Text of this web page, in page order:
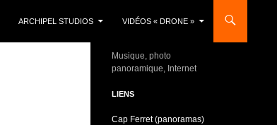
ARCHIPEL STUDIOS VIDÉOS « DRONE »
Musique, photo
panoramique, Internet
LIENS
Cap Ferret (panoramas)